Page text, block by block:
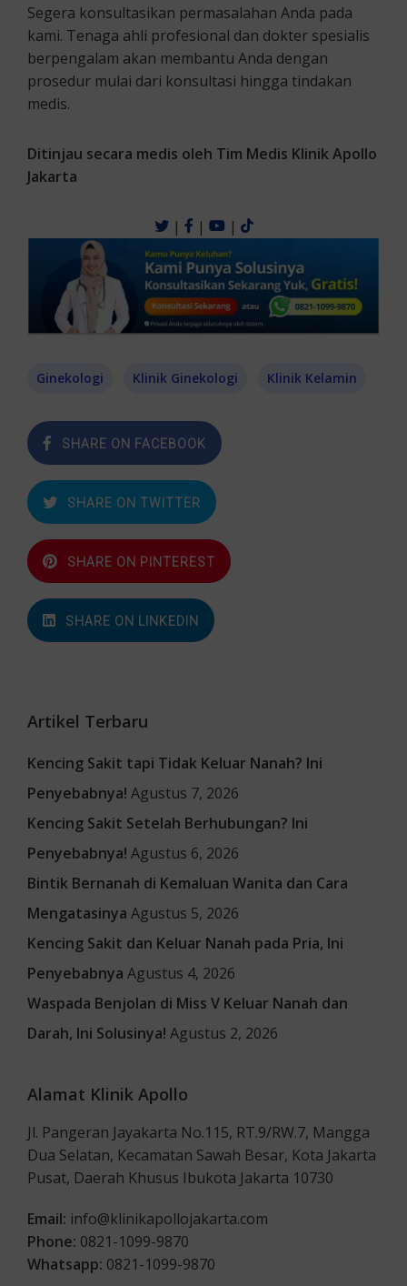
Segera konsultasikan permasalahan Anda pada
kami. Tenaga ahli profesional dan dokter spesialis
berpengalam akan membantu Anda dengan
prosedur mulai dari konsultasi hingga tindakan
medis.
Ditinjau secara medis oleh Tim Medis Klinik Apollo
Jakarta
| | |
Ginekologi Klinik Ginekologi Klinik Kelamin
SHARE ON FACEBOOK
SHARE ON TWITTER
SHARE ON PINTEREST
SHARE ON LINKEDIN
Artikel Terbaru
Kencing Sakit tapi Tidak Keluar Nanah? Ini
Penyebabnya! Agustus 7, 2026
Kencing Sakit Setelah Berhubungan? Ini
Penyebabnya! Agustus 6, 2026
Bintik Bernanah di Kemaluan Wanita dan Cara
Mengatasinya Agustus 5, 2026
Kencing Sakit dan Keluar Nanah pada Pria, Ini
Penyebabnya Agustus 4, 2026
Waspada Benjolan di Miss V Keluar Nanah dan
Darah, Ini Solusinya! Agustus 2, 2026
Alamat Klinik Apollo
Jl. Pangeran Jayakarta No.115, RT.9/RW.7, Mangga
Dua Selatan, Kecamatan Sawah Besar, Kota Jakarta
Pusat, Daerah Khusus Ibukota Jakarta 10730
Email: info@klinikapollojakarta.com
Phone: 0821-1099-9870
Whatsapp: 0821-1099-9870